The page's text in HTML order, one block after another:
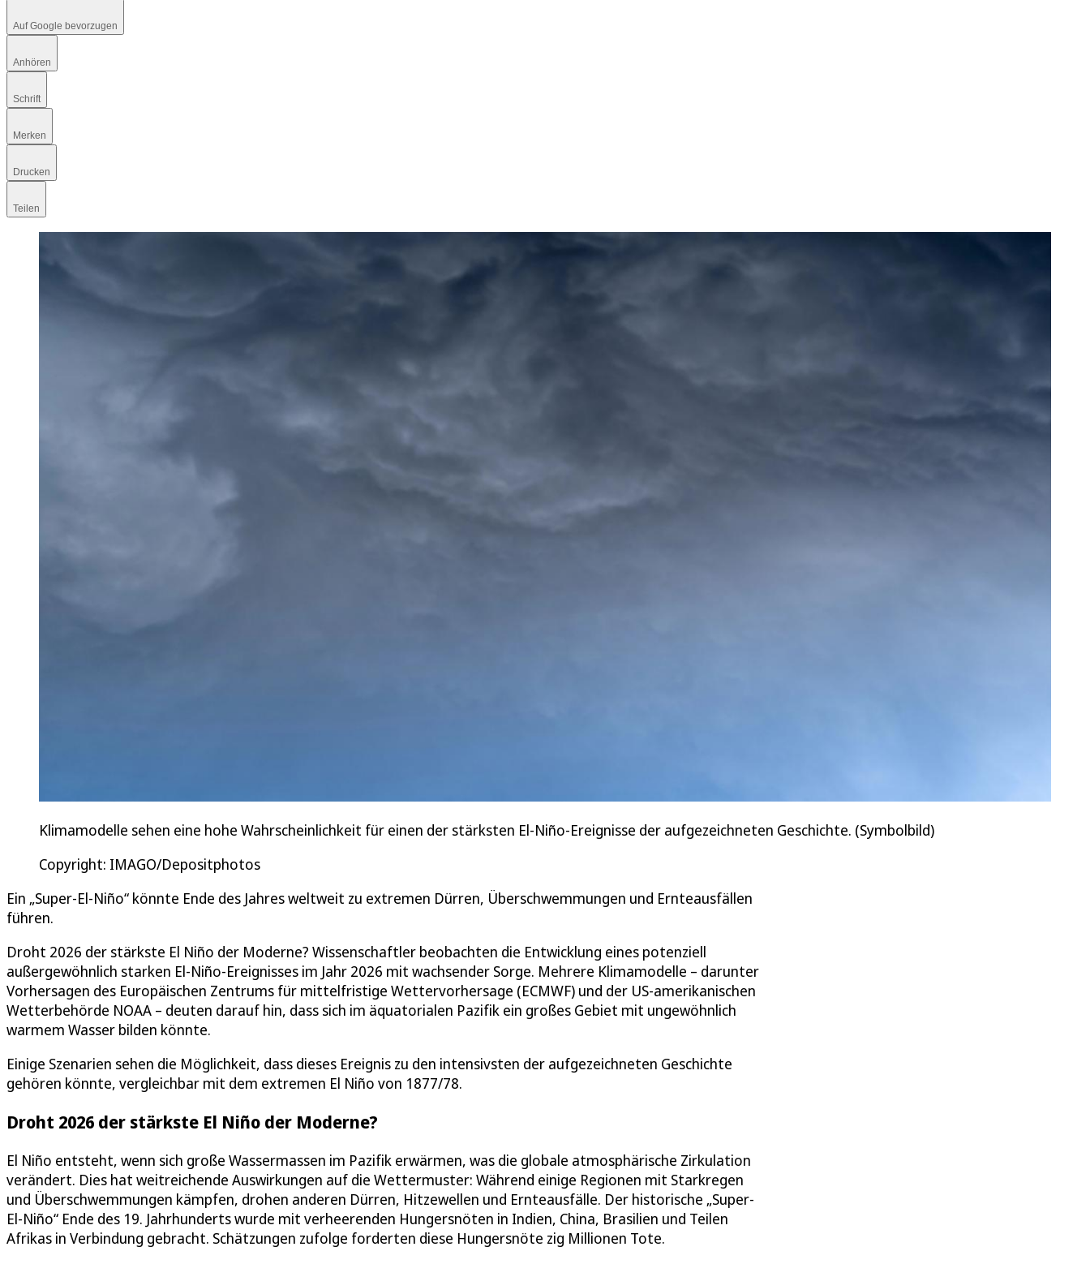
Auf Google bevorzugen
Anhören
Schrift
Merken
Drucken
Teilen
Klimamodelle sehen eine hohe Wahrscheinlichkeit für einen der stärksten El-Niño-Ereignisse der aufgezeichneten Geschichte. (Symbolbild)
Copyright: IMAGO/Depositphotos
Ein „Super-El-Niño“ könnte Ende des Jahres weltweit zu extremen Dürren, Überschwemmungen und Ernteausfällen
führen.
Droht 2026 der stärkste El Niño der Moderne? Wissenschaftler beobachten die Entwicklung eines potenziell
außergewöhnlich starken El-Niño-Ereignisses im Jahr 2026 mit wachsender Sorge. Mehrere Klimamodelle – darunter
Vorhersagen des Europäischen Zentrums für mittelfristige Wettervorhersage (ECMWF) und der US-amerikanischen
Wetterbehörde NOAA – deuten darauf hin, dass sich im äquatorialen Pazifik ein großes Gebiet mit ungewöhnlich
warmem Wasser bilden könnte.
Einige Szenarien sehen die Möglichkeit, dass dieses Ereignis zu den intensivsten der aufgezeichneten Geschichte
gehören könnte, vergleichbar mit dem extremen El Niño von 1877/78.
Droht 2026 der stärkste El Niño der Moderne?
El Niño entsteht, wenn sich große Wassermassen im Pazifik erwärmen, was die globale atmosphärische Zirkulation
verändert. Dies hat weitreichende Auswirkungen auf die Wettermuster: Während einige Regionen mit Starkregen
und Überschwemmungen kämpfen, drohen anderen Dürren, Hitzewellen und Ernteausfälle. Der historische „Super-
El-Niño“ Ende des 19. Jahrhunderts wurde mit verheerenden Hungersnöten in Indien, China, Brasilien und Teilen
Afrikas in Verbindung gebracht. Schätzungen zufolge forderten diese Hungersnöte zig Millionen Tote.